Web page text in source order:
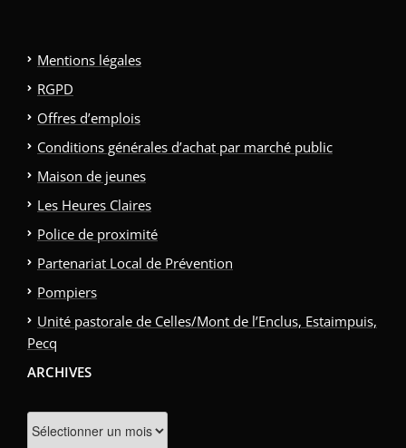
Mentions légales
RGPD
Offres d’emplois
Conditions générales d’achat par marché public
Maison de jeunes
Les Heures Claires
Police de proximité
Partenariat Local de Prévention
Pompiers
Unité pastorale de Celles/Mont de l’Enclus, Estaimpuis,
Pecq
ARCHIVES
Archives